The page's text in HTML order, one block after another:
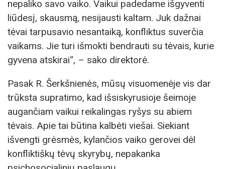
nepaliko savo vaiko. Vaikui padedame išgyventi
liūdesį, skausmą, nesijausti kaltam. Juk dažnai
tėvai tarpusavio nesantaiką, konfliktus suverčia
vaikams. Jie turi išmokti bendrauti su tėvais, kurie
gyvena atskirai“, – sako direktorė.
Pasak R. Šerkšnienės, mūsų visuomenėje vis dar
trūksta supratimo, kad išsiskyrusioje šeimoje
augančiam vaikui reikalingas ryšys su abiem
tėvais. Apie tai būtina kalbėti viešai. Siekiant
išvengti grėsmės, kylančios vaiko gerovei dėl
konfliktiškų tėvų skyrybų, nepakanka